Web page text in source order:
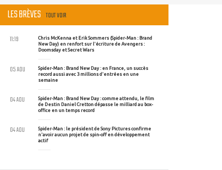
LES BRÈVES TOUT VOIR
Chris McKenna et Erik Sommers (Spider-Man : Brand
New Day) en renfort sur l'écriture de Avengers :
Doomsday et Secret Wars
11:19
Spider-Man : Brand New Day : en France, un succès
record aussi avec 3 millions d'entrées en une
semaine
05 AOU
Spider-Man : Brand New Day : comme attendu, le film
de Destin Daniel Cretton dépasse le milliard au box-
office en un temps record
04 AOU
Spider-Man : le président de Sony Pictures confirme
n'avoir aucun projet de spin-off en développement
actif
04 AOU